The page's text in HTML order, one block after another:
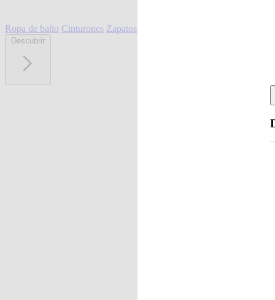
Ropa de baño Cinturones Zapatos
Descubrir